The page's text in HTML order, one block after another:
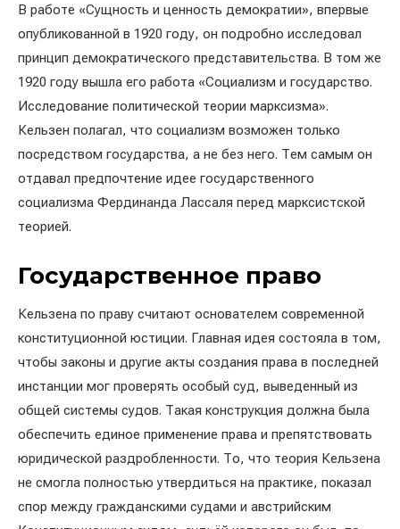
В работе «Сущность и ценность демократии», впервые
опубликованной в 1920 году, он подробно исследовал
принцип демократического представительства. В том же
1920 году вышла его работа «Социализм и государство.
Исследование политической теории марксизма».
Кельзен полагал, что социализм возможен только
посредством государства, а не без него. Тем самым он
отдавал предпочтение идее государственного
социализма Фердинанда Лассаля перед марксистской
теорией.
Государственное право
Кельзена по праву считают основателем современной
конституционной юстиции. Главная идея состояла в том,
чтобы законы и другие акты создания права в последней
инстанции мог проверять особый суд, выведенный из
общей системы судов. Такая конструкция должна была
обеспечить единое применение права и препятствовать
юридической раздробленности. То, что теория Кельзена
не смогла полностью утвердиться на практике, показал
спор между гражданскими судами и австрийским